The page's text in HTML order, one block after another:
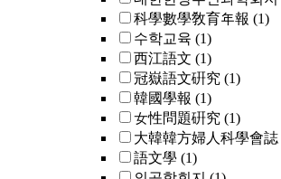
科學數學敎育年報 (1)
수학교육 (1)
西江語文 (1)
冠嶽語文硏究 (1)
韓國學報 (1)
女性問題硏究 (1)
大韓韓方婦人科學會誌
語文學 (1)